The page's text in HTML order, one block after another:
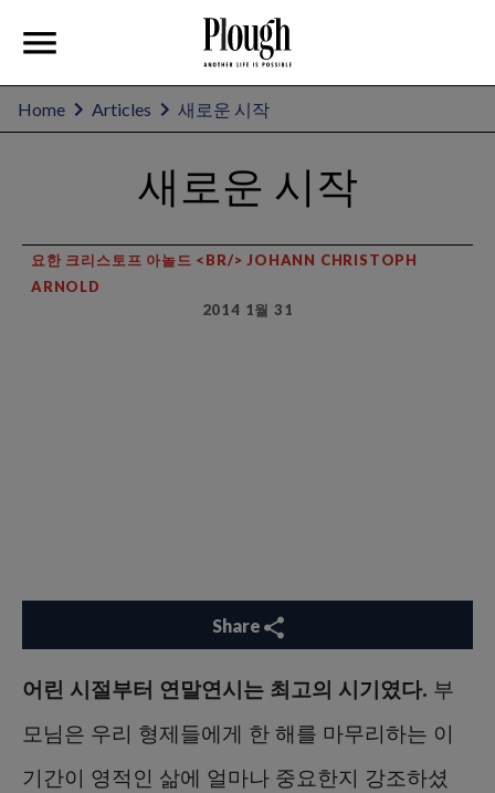
Home Articles 새로운 시작
새로운 시작
요한 크리스토프 아놀드 <BR/> JOHANN CHRISTOPH
ARNOLD
2014 1월 31
Share
어린 시절부터 연말연시는 최고의 시기였다. 부
모님은 우리 형제들에게 한 해를 마무리하는 이
기간이 영적인 삶에 얼마나 중요한지 강조하셨